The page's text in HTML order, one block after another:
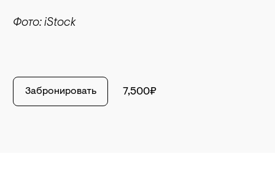
Фото: iStock
Забронировать 7,500₽